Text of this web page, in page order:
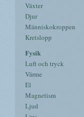
Växter
Djur
Människokroppen
Kretslopp
Fysik
Luft och tryck
Värme
El
Magnetism
Ljud